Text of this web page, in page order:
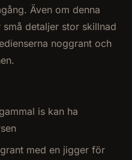
Även om denna
detaljer stor skillnad
noggrant och
is kan ha
med en jigger för